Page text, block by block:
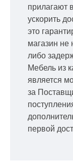
прилагают
ускорить
это
магазин не
либо
Мебель из
является
за
первой